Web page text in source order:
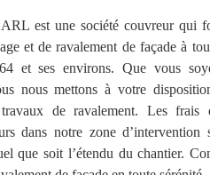
est une société couvreur qui
et de ravalement de façade à
et ses environs. Que vous
nous mettons à votre
de ravalement. Les frais
dans notre zone d’intervention
que soit l’étendu du chantier.